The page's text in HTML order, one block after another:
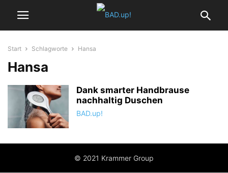
Start Schlagworte Hansa
Hansa
Dank smarter Handbrause
nachhaltig Duschen
BAD.up!
© 2021 Krammer Group